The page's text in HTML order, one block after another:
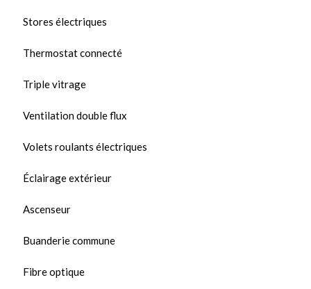
Stores électriques
Thermostat connecté
Triple vitrage
Ventilation double flux
Volets roulants électriques
Éclairage extérieur
Ascenseur
Buanderie commune
Fibre optique